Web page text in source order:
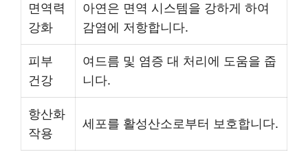
면역력
강화
아연은 면역 시스템을 강하게 하여
감염에 저항합니다.
피부
건강
여드름 및 염증 대 처리에 도움을 줍
니다.
항산화
작용
세포를 활성산소로부터 보호합니다.